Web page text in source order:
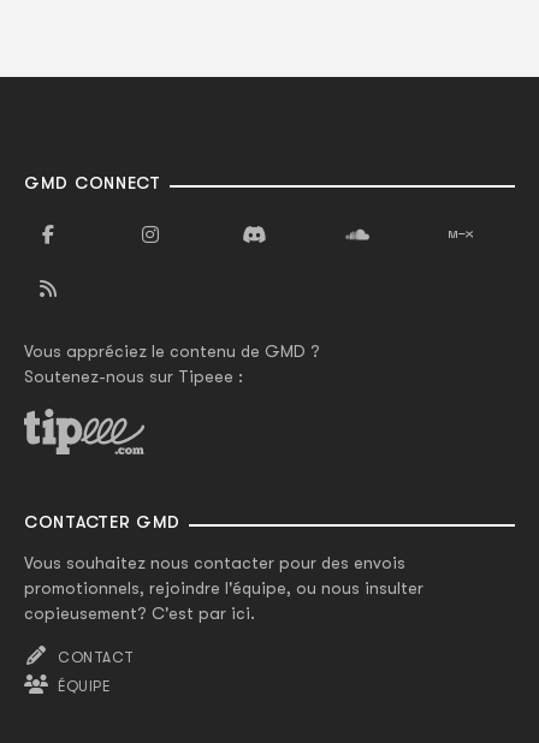
GMD CONNECT
Vous appréciez le contenu de GMD ?
Soutenez-nous sur Tipeee :
CONTACTER GMD
Vous souhaitez nous contacter pour des envois
promotionnels, rejoindre l'équipe, ou nous insulter
copieusement? C'est par ici.
CONTACT
ÉQUIPE